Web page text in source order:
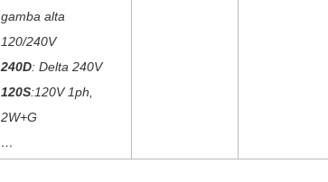
gamba alta
120/240V
240D: Delta 240V
120S:120V 1ph,
2W+G
…